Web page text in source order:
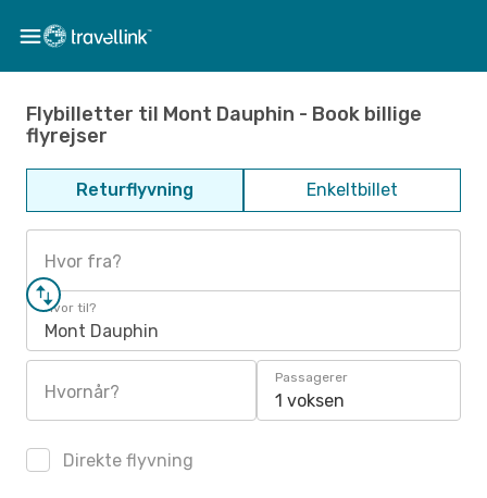
Flybilletter til Mont Dauphin - Book billige
flyrejser
Returflyvning Enkeltbillet
Hvor fra?
Hvor til?
Mont Dauphin
Hvornår?
Passagerer
1 voksen
Direkte flyvning